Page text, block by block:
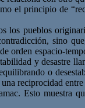
el principio de
los pueblos
sino
orden espacio-
y desastre
o
reciprocidad
Esto muestra